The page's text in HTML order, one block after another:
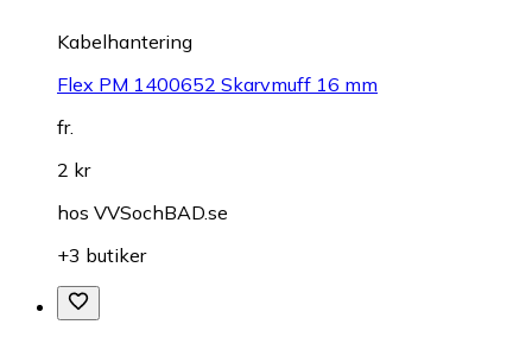
Kabelhantering
Flex PM 1400652 Skarvmuff 16 mm
fr.
2 kr
hos VVSochBAD.se
+3 butiker